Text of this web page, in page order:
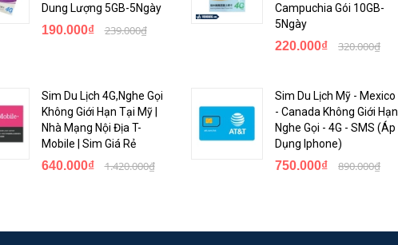
kích hoạt
khách hàng tin tưởng lựa chọn mua VoHoang.vn
tìm mua tại sân bay với chi phí cao
Dung Lượng 5GB-5Ngày
190.000₫ 239.000₫
Campuchia Gói 10GB-
5Ngày
220.000₫ 320.000₫
Sim Du Lịch 4G,Nghe Gọi
Không Giới Hạn Tại Mỹ |
Nhà Mạng Nội Địa T-
Mobile | Sim Giá Rẻ
640.000₫ 1.420.000₫
Sim Du Lịch Mỹ - Mexico
- Canada Không Giới Hạn
Nghe Gọi - 4G - SMS (Áp
Dụng Iphone)
750.000₫ 890.000₫